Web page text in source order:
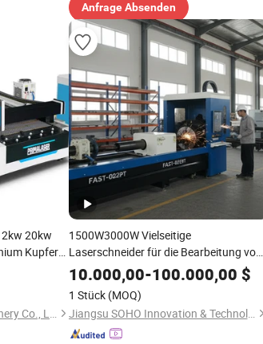
Anfrage Absenden
20kw
Kupfer
Nanjing Prima CNC Machinery Co., Ltd.
1500W3000W Vielseitige
Laserschneider für die Bearbeitung von
schwerem Metall und Holz für
industrielle Laserschneidmaschinen
10.000,00-100.000,00 $
1 Stück (MOQ)
Jiangsu SOHO Innovation & Technology Group Kasin Industry & Trade Co., Ltd.